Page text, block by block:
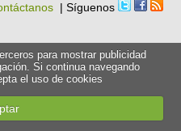
| Síguenos
para mostrar publicidad
Si continua navegando
el uso de cookies